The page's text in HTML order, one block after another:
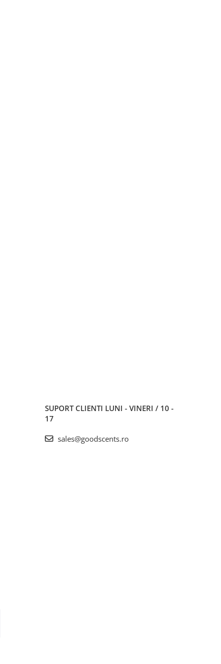
SUPORT CLIENTI LUNI - VINERI / 10 -
17
sales@goodscents.ro